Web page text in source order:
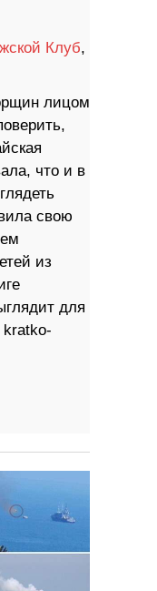
Клуб,
лицом
что и в
свою
из
для
kratko-